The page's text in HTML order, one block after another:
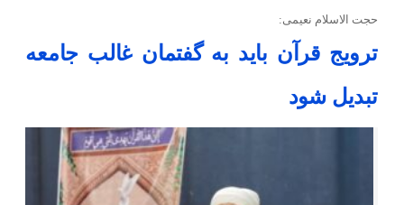
حجت الاسلام نعیمی:
ترویج قرآن باید به گفتمان غالب جامعه
تبدیل شود